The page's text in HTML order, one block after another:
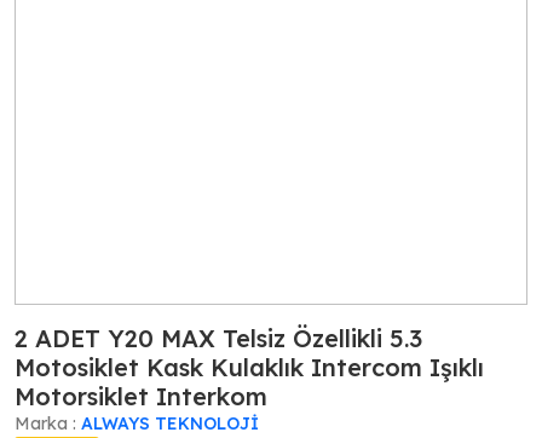
2 ADET Y20 MAX Telsiz Özellikli 5.3
Motosiklet Kask Kulaklık Intercom Işıklı
Motorsiklet Interkom
Marka : ALWAYS TEKNOLOJİ